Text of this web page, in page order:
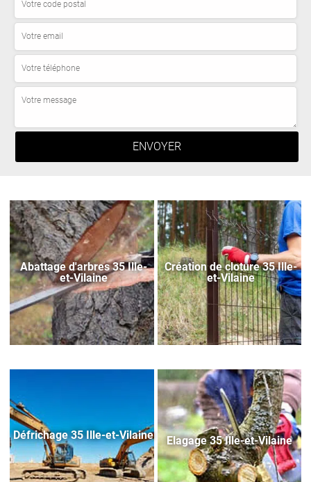
Abattage d'arbres 35 Ille-
et-Vilaine
Création de cloture 35 Ille-
et-Vilaine
Défrichage 35 Ille-et-Vilaine Elagage 35 Ille-et-Vilaine